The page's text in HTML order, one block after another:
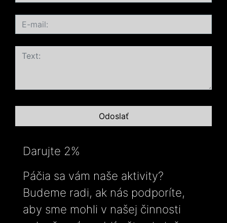
Darujte 2%
Páčia sa vám naše aktivity?
Budeme radi, ak nás podporíte,
aby sme mohli v našej činnosti